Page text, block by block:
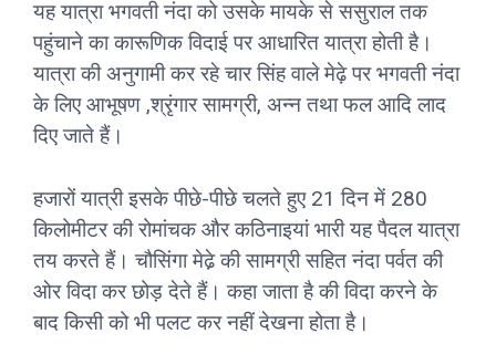
यह यात्रा भगवती नंदा को उसके मायके से ससुराल तक
पहुंचाने का कारूणिक विदाई पर आधारित यात्रा होती है।
यात्रा की अनुगामी कर रहे चार सिंह वाले मेढ़े पर भगवती नंदा
के लिए आभूषण ,श्रृंगार सामग्री, अन्न तथा फल आदि लाद
दिए जाते हैं।
हजारों यात्री इसके पीछे-पीछे चलते हुए 21 दिन में 280
किलोमीटर की रोमांचक और कठिनाइयां भारी यह पैदल यात्रा
तय करते हैं। चौसिंगा मेढे़ की सामग्री सहित नंदा पर्वत की
ओर विदा कर छोड़ देते हैं। कहा जाता है की विदा करने के
बाद किसी को भी पलट कर नहीं देखना होता है।